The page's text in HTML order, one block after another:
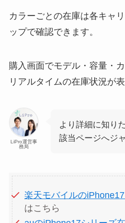
カラーごとの在庫は各キャ
ップで確認できます。
購入画面でモデル・容量・
リアルタイムの在庫状況が表
LiPro運営事
務局
より詳細に知り
該当ページへジ
楽天モバイルの
はこちら